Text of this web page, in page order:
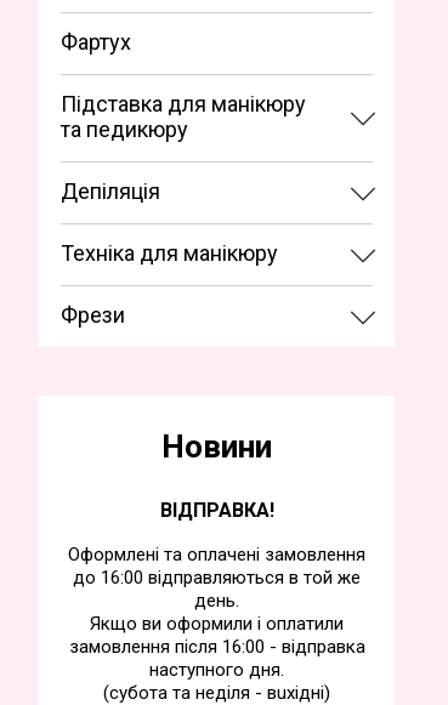
Фартух
Підставка для манікюру
та педикюру
Депіляція
Техніка для манікюру
Фрези
Новини
ВІДПРАВКА!
Оформлені та оплачені замовлення
до 16:00 відправляються в той же
день.
Якщо ви оформили і оплатили
замовлення після 16:00 - відправка
наступного дня.
(субота та недiля - вuхiднi)